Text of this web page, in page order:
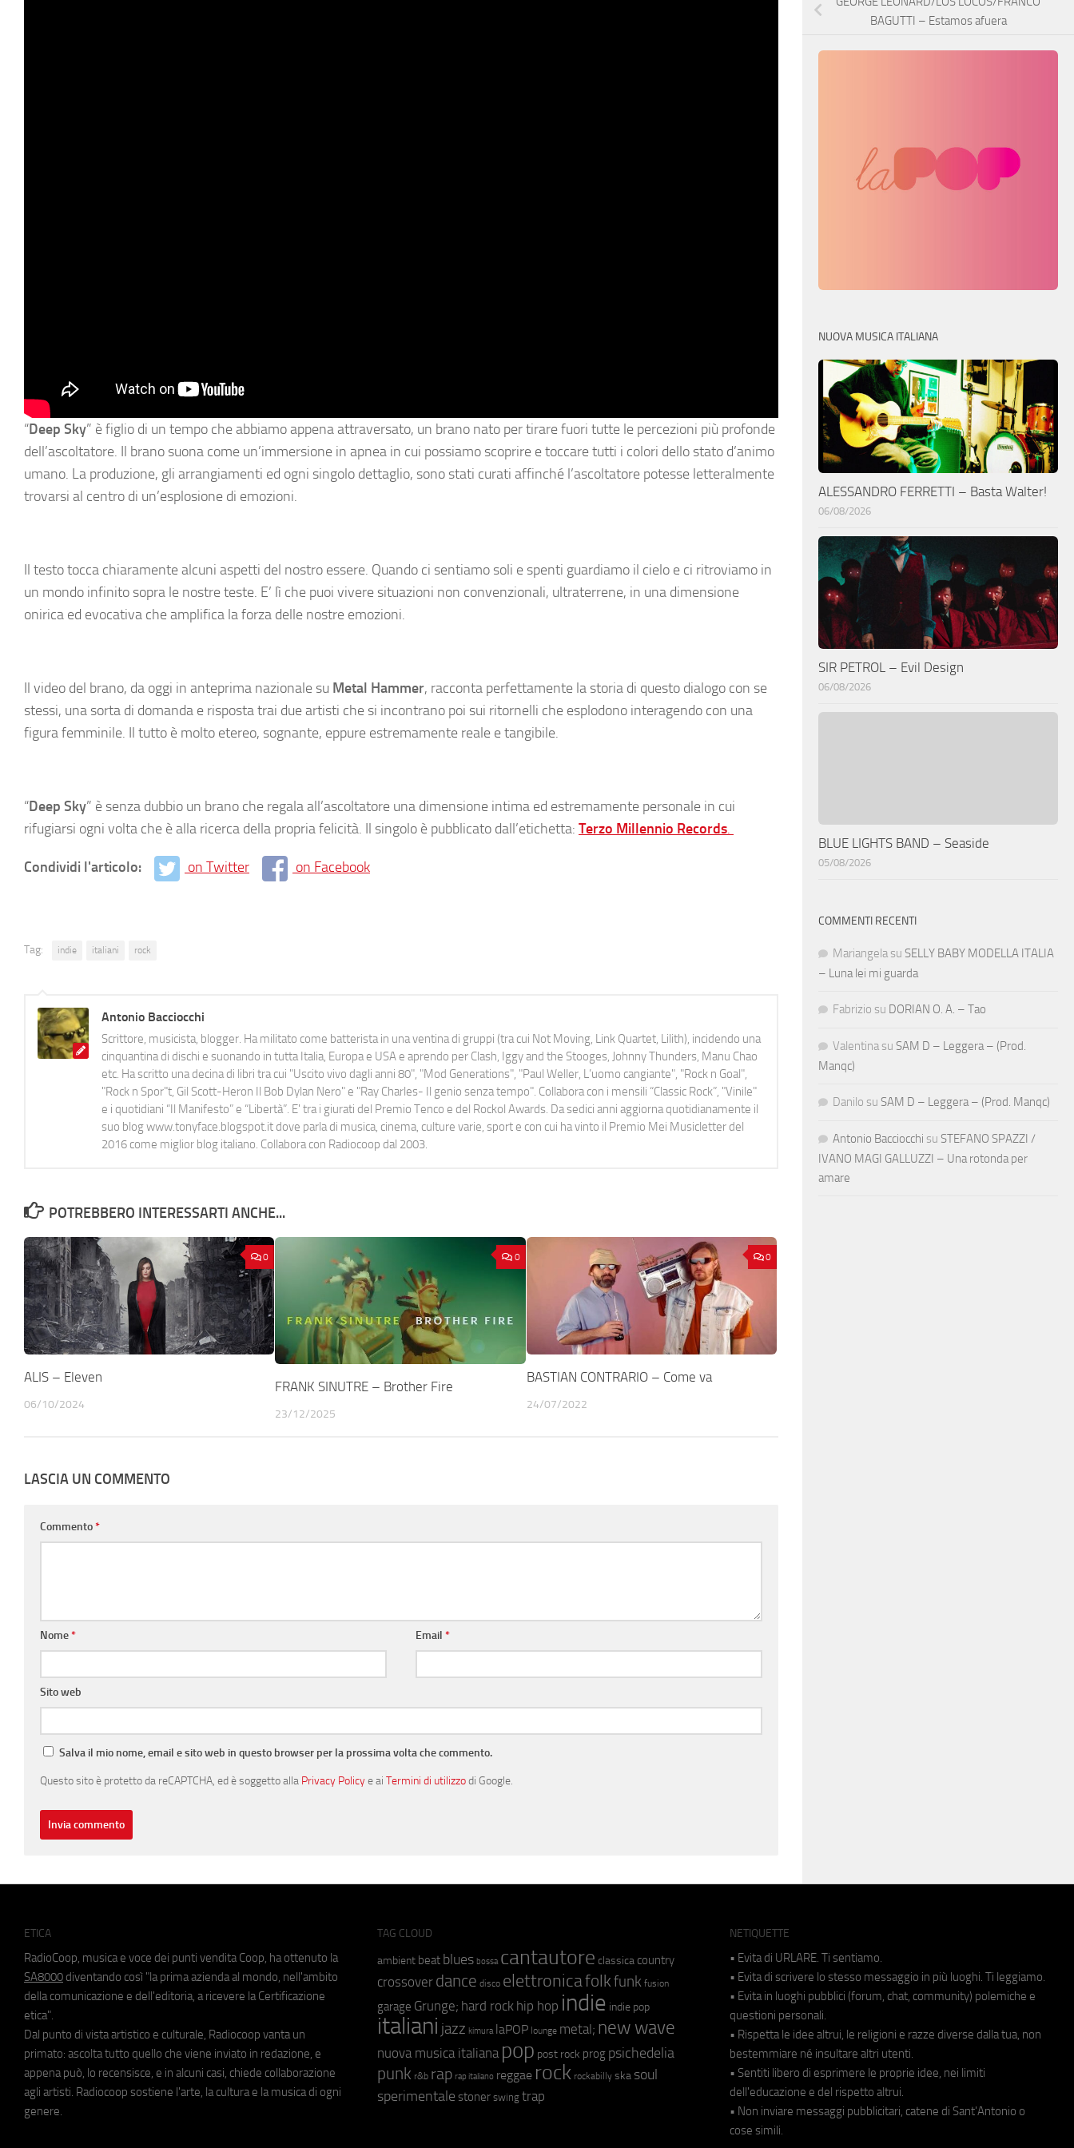
“Deep Sky” è figlio di un tempo che abbiamo appena attraversato, un brano nato per tirare fuori tutte le percezioni più profonde
dell’ascoltatore. Il brano suona come un’immersione in apnea in cui possiamo scoprire e toccare tutti i colori dello stato d’animo
umano. La produzione, gli arrangiamenti ed ogni singolo dettaglio, sono stati curati affinché l’ascoltatore potesse letteralmente
trovarsi al centro di un’esplosione di emozioni.
Il testo tocca chiaramente alcuni aspetti del nostro essere. Quando ci sentiamo soli e spenti guardiamo il cielo e ci ritroviamo in
un mondo infinito sopra le nostre teste. E’ lì che puoi vivere situazioni non convenzionali, ultraterrene, in una dimensione
onirica ed evocativa che amplifica la forza delle nostre emozioni.
Il video del brano, da oggi in anteprima nazionale su Metal Hammer, racconta perfettamente la storia di questo dialogo con se
stessi, una sorta di domanda e risposta trai due artisti che si incontrano poi sui ritornelli che esplodono interagendo con una
figura femminile. Il tutto è molto etereo, sognante, eppure estremamente reale e tangibile.
“Deep Sky” è senza dubbio un brano che regala all’ascoltatore una dimensione intima ed estremamente personale in cui
rifugiarsi ogni volta che è alla ricerca della propria felicità. Il singolo è pubblicato dall’etichetta: Terzo Millennio Records.
Condividi l'articolo: on Twitter on Facebook
Tag: indie italiani rock
Antonio Bacciocchi
Scrittore, musicista, blogger. Ha militato come batterista in una ventina di gruppi (tra cui Not Moving, Link Quartet, Lilith), incidendo una
cinquantina di dischi e suonando in tutta Italia, Europa e USA e aprendo per Clash, Iggy and the Stooges, Johnny Thunders, Manu Chao
etc. Ha scritto una decina di libri tra cui "Uscito vivo dagli anni 80", "Mod Generations", "Paul Weller, L’uomo cangiante", "Rock n Goal",
"Rock n Spor"t, Gil Scott-Heron Il Bob Dylan Nero" e "Ray Charles- Il genio senza tempo". Collabora con i mensili “Classic Rock”, "Vinile"
e i quotidiani “Il Manifesto” e “Libertà”. E' tra i giurati del Premio Tenco e del Rockol Awards. Da sedici anni aggiorna quotidianamente il
suo blog www.tonyface.blogspot.it dove parla di musica, cinema, culture varie, sport e con cui ha vinto il Premio Mei Musicletter del
2016 come miglior blog italiano. Collabora con Radiocoop dal 2003.
POTREBBERO INTERESSARTI ANCHE...
0
ALIS – Eleven
06/10/2024
0
FRANK SINUTRE – Brother Fire
23/12/2025
0
BASTIAN CONTRARIO – Come va
24/07/2022
LASCIA UN COMMENTO
Commento*
Nome* Email*
Sito web
Salva il mio nome, email e sito web in questo browser per la prossima volta che commento.
Questo sito è protetto da reCAPTCHA, ed è soggetto alla Privacy Policye ai Termini di utilizzodi Google.
BAGUTTI – Estamos afuera
NUOVA MUSICA ITALIANA
ALESSANDRO FERRETTI – Basta Walter!
06/08/2026
SIR PETROL – Evil Design
06/08/2026
BLUE LIGHTS BAND – Seaside
05/08/2026
COMMENTI RECENTI
Mariangela su SELLY BABY MODELLA ITALIA
– Luna lei mi guarda
Fabrizio su DORIAN O. A. – Tao
Valentina su SAM D – Leggera – (Prod.
Manqc)
Danilo su SAM D – Leggera – (Prod. Manqc)
Antonio Bacciocchi su STEFANO SPAZZI /
IVANO MAGI GALLUZZI – Una rotonda per
amare
ETICA
RadioCoop, musica e voce dei punti vendita Coop, ha ottenuto la
SA8000 diventando così "la prima azienda al mondo, nell'ambito
della comunicazione e dell'editoria, a ricevere la Certificazione
etica".
Dal punto di vista artistico e culturale, Radiocoop vanta un
primato: ascolta tutto quello che viene inviato in redazione, e
appena può, lo recensisce, e in alcuni casi, chiede collaborazione
agli artisti. Radiocoop sostiene l'arte, la cultura e la musica di ogni
genere.
TAG CLOUD
ambient beat blues bossa cantautore classica country
crossover dance disco elettronicafolkfunk fusion
garage Grunge; hard rock hip hop indie indie pop
italiani jazz kimura laPOP lounge metal; new wave
nuova musica italiana pop post rock prog psichedelia
punk r&b rap rap italiano reggae rock rockabilly ska soul
sperimentale stoner swing trap
NETIQUETTE
• Evita di URLARE. Ti sentiamo.
• Evita di scrivere lo stesso messaggio in più luoghi. Ti leggiamo.
• Evita in luoghi pubblici (forum, chat, community) polemiche e
questioni personali.
• Rispetta le idee altrui, le religioni e razze diverse dalla tua, non
bestemmiare né insultare altri utenti.
• Sentiti libero di esprimere le proprie idee, nei limiti
dell'educazione e del rispetto altrui.
• Non inviare messaggi pubblicitari, catene di Sant'Antonio o
cose simili.